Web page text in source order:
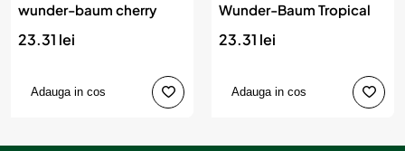
wunder-baum cherry
23.31 lei
Adauga in cos
Wunder-Baum Tropical
23.31 lei
Adauga in cos